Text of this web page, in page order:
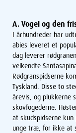
A. Vogel og den
I århundreder har
abies leveret et
dag leverer
velkendte
Rødgranspidserne
Tyskland. Disse to
årevis, og plukkerne
skovfogederne.
at skudspidserne
unge træ, for ikke at